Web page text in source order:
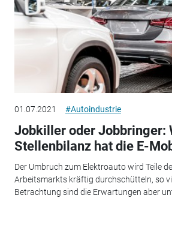
01.07.2021 #Autoindustrie
Jobkiller oder Jobbringer:
Stellenbilanz hat die E-
Der Umbruch zum Elektroauto wird Teile
Arbeitsmarkts kräftig durchschütteln, so
Betrachtung sind die Erwartungen aber